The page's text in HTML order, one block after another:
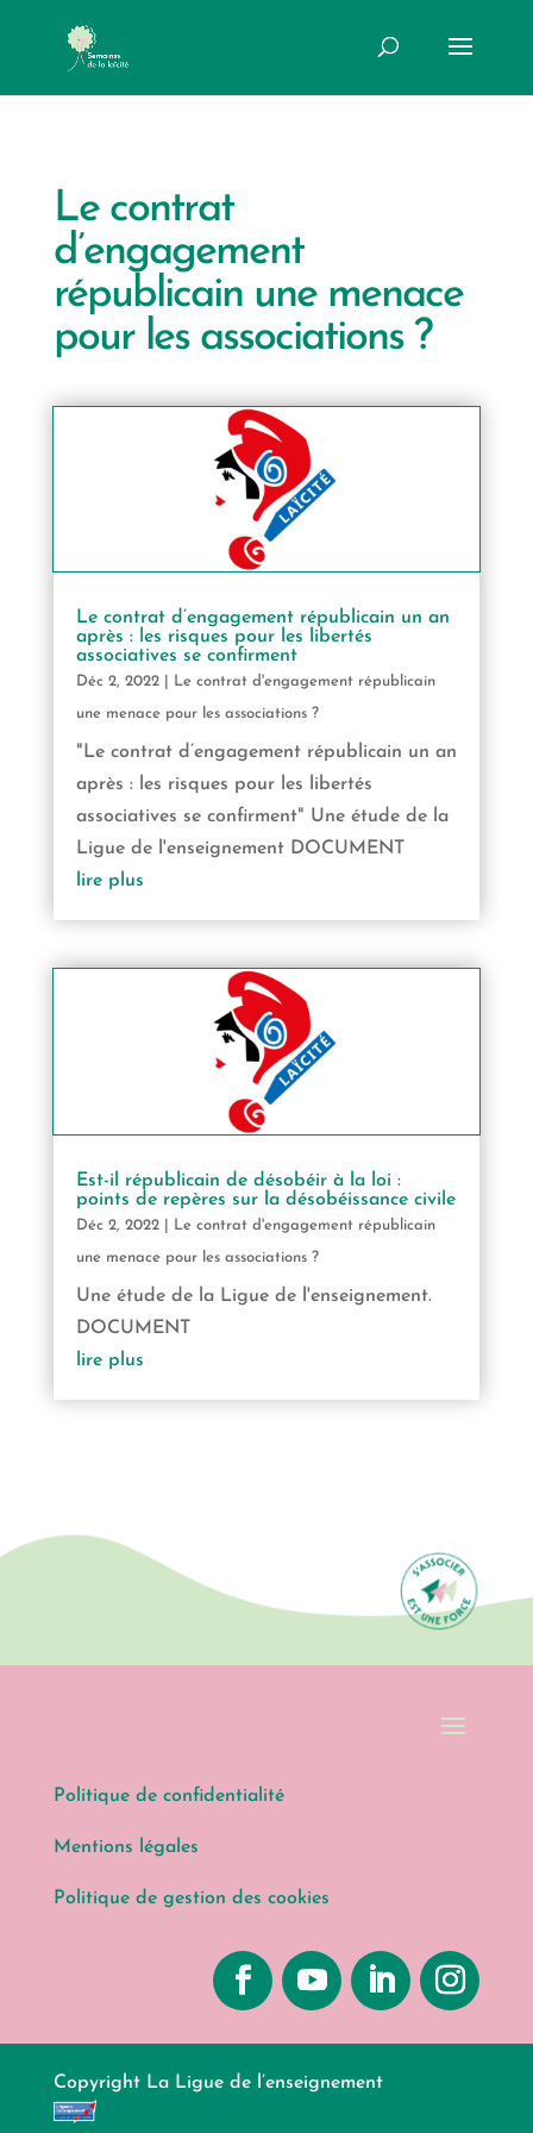
Le contrat
d’engagement
républicain une menace
pour les associations ?
Le contrat d’engagement républicain un an
après : les risques pour les libertés
associatives se confirment
Déc 2, 2022| Le contrat d'engagement républicain
une menace pour les associations ?
"Le contrat d’engagement républicain un an
après : les risques pour les libertés
associatives se confirment" Une étude de la
Ligue de l'enseignement DOCUMENT
lire plus
Est-il républicain de désobéir à la loi :
points de repères sur la désobéissance civile
Déc 2, 2022| Le contrat d'engagement républicain
une menace pour les associations ?
Une étude de la Ligue de l'enseignement.
DOCUMENT
lire plus
Politique de confidentialité
Mentions légales
Politique de gestion des cookies
Copyright La Ligue de l’enseignement